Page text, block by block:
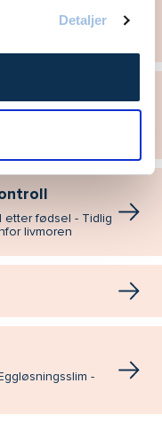
Detaljer
etter fødsel - Tidlig
livmoren
-